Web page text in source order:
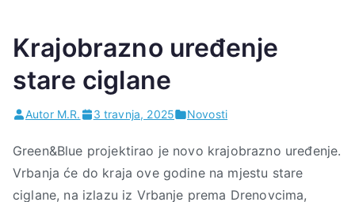
Krajobrazno uređenje
stare ciglane
Autor M.R. 3 travnja, 2025 Novosti
Green&Blue projektirao je novo krajobrazno uređenje.
Vrbanja će do kraja ove godine na mjestu stare
ciglane, na izlazu iz Vrbanje prema Drenovcima,